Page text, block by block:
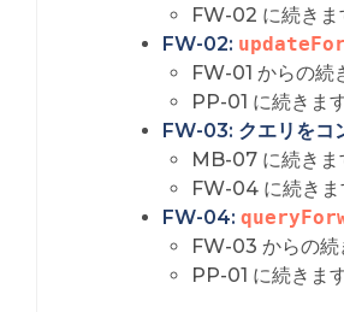
FW-02 に続きま
FW-02:
FW-01 からの続
PP-01 に続きま
FW-03: クエリをコ
MB-07 に続きま
FW-04 に続きま
FW-04:
FW-03 からの続
PP-01 に続きま